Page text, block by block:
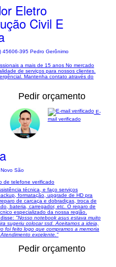
Eletro
Civil E
45606-395 Pedro Gerônimo
a mais de 15 anos No mercado
de serviços para nossos clientes.
Mantenha contato através do
Pedir orçamento
São
E-
mail verificado
de telefone verificado
técnica, e faço serviços
formatação, upgrade de HD pra
de carcaça e dobradiças, troca de
bateria, carregador, etc. O reparo de
especializado da nossa região.
"Nosso notebook asus estava muito
sugeriu colocar ssd. Aceitamos a ideia,
foi feito logo que compramos a memoria
excelente."
Pedir orçamento